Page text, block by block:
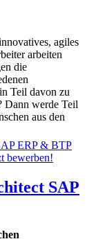
agiles
arbeiten
die
Teil davon zu
Dann werde Teil
aus den
SAP